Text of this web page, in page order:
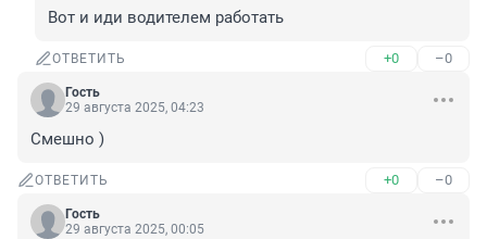
Вот и иди водителем работать
ОТВЕТИТЬ +0 –0
Гость
29 августа 2025, 04:23
Смешно )
ОТВЕТИТЬ +0 –0
Гость
29 августа 2025, 00:05